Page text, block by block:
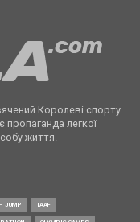
Королеві спорту
пропаганда легкої
життя.
JUMP IAAF